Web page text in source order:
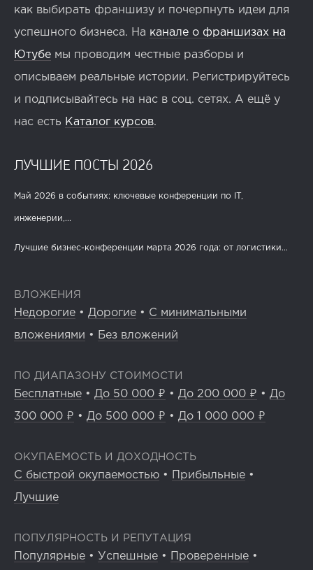
как выбирать франшизу и почерпнуть идеи для
успешного бизнеса. На канале о франшизах на
Ютубе мы проводим честные разборы и
описываем реальные истории. Регистрируйтесь
и подписывайтесь на нас в соц. сетях. А ещё у
нас есть Каталог курсов.
ЛУЧШИЕ ПОСТЫ 2026
Май 2026 в событиях: ключевые конференции по IT,
инженерии,...
Лучшие бизнес-конференции марта 2026 года: от логистики...
ВЛОЖЕНИЯ
Недорогие • Дорогие • С минимальными
вложениями • Без вложений
ПО ДИАПАЗОНУ СТОИМОСТИ
Бесплатные • До 50 000 ₽ • До 200 000 ₽ • До
300 000 ₽ • До 500 000 ₽ • До 1 000 000 ₽
ОКУПАЕМОСТЬ И ДОХОДНОСТЬ
С быстрой окупаемостью • Прибыльные •
Лучшие
ПОПУЛЯРНОСТЬ И РЕПУТАЦИЯ
Популярные • Успешные • Проверенные •